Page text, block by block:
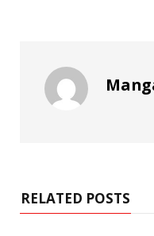
RELATED POSTS